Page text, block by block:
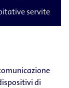
servite
di